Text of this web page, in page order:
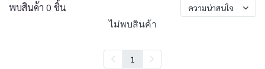
พบสินค้า 0 ชิ้น ความน่าสนใจ
ไม่พบสินค้า
1